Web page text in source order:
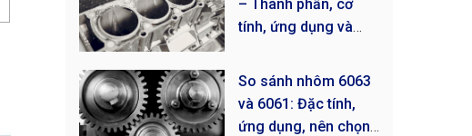
– Thành phần, cơ
tính, ứng dụng và
So sánh nhôm 6063
và 6061: Đặc tính,
ứng dụng, nên chọn